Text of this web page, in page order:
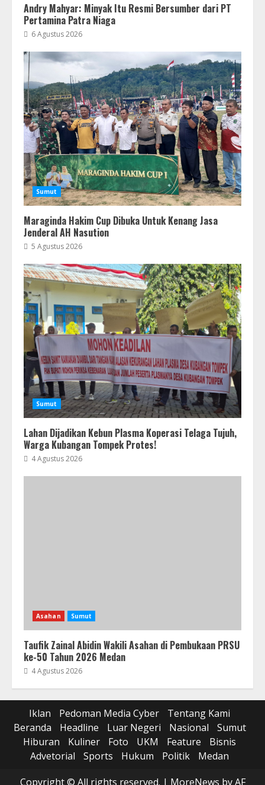
Andry Mahyar: Minyak Itu Resmi Bersumber dari PT
Pertamina Patra Niaga
6 Agustus 2026
Sumut
Maraginda Hakim Cup Dibuka Untuk Kenang Jasa
Jenderal AH Nasution
5 Agustus 2026
Sumut
Lahan Dijadikan Kebun Plasma Koperasi Telaga Tujuh,
Warga Kubangan Tompek Protes!
4 Agustus 2026
Asahan Sumut
Taufik Zainal Abidin Wakili Asahan di Pembukaan PRSU
ke-50 Tahun 2026 Medan
4 Agustus 2026
Iklan Pedoman Media Cyber
Tentang Kami
Beranda
Headline Luar Negeri Nasional
Sumut
Hiburan
Kuliner Foto UKM Feature
Bisnis
Advetorial
Sports Hukum Politik
Medan
Copyright © All rights reserved. | MoreNews by AF